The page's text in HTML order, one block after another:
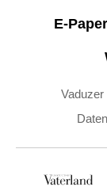
E-Paper
Vaduzer